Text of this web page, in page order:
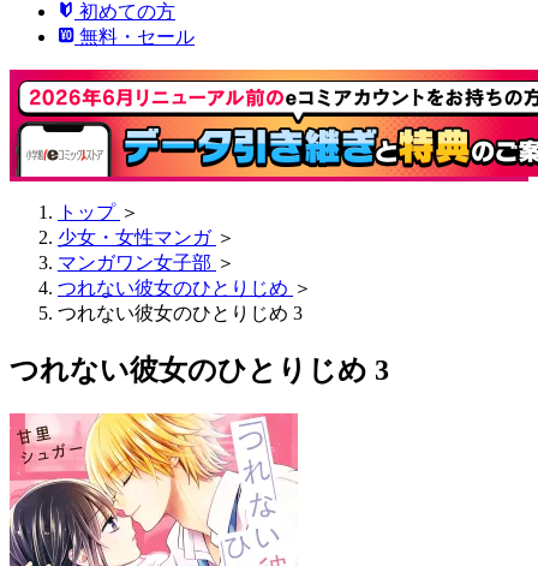
初めての方
無料・セール
トップ ＞
少女・女性マンガ ＞
マンガワン女子部 ＞
つれない彼女のひとりじめ ＞
つれない彼女のひとりじめ 3
つれない彼女のひとりじめ 3